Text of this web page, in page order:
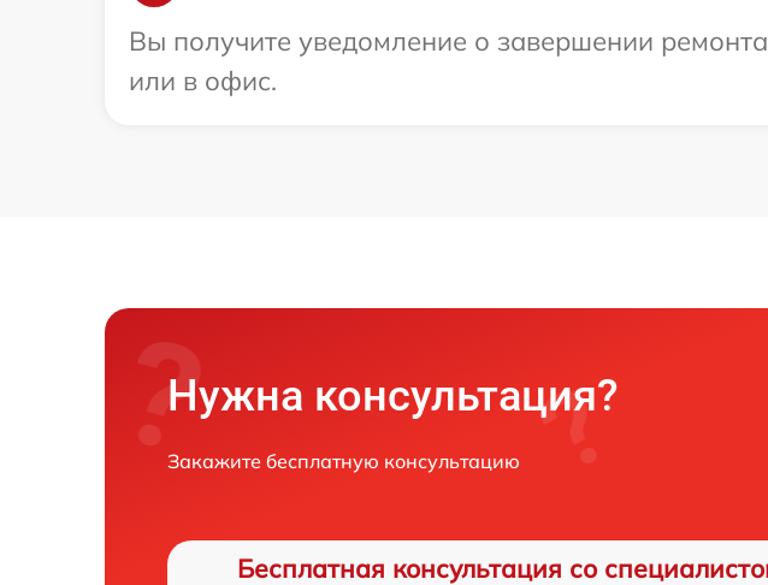
Вы получите уведомление о завершении
или в офис.
Нужна консультация?
Закажите бесплатную консультацию
Бесплатная консультация со